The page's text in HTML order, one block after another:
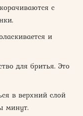
с
и
для бритья. Это
в верхний слой
минут.